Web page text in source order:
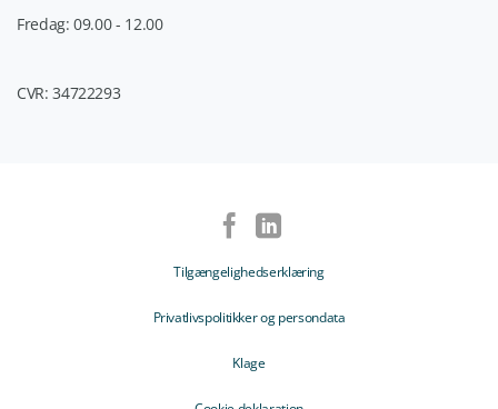
Fredag: 09.00 - 12.00
CVR: 34722293
Tilgængelighedserklæring
Privatlivspolitikker og persondata
Klage